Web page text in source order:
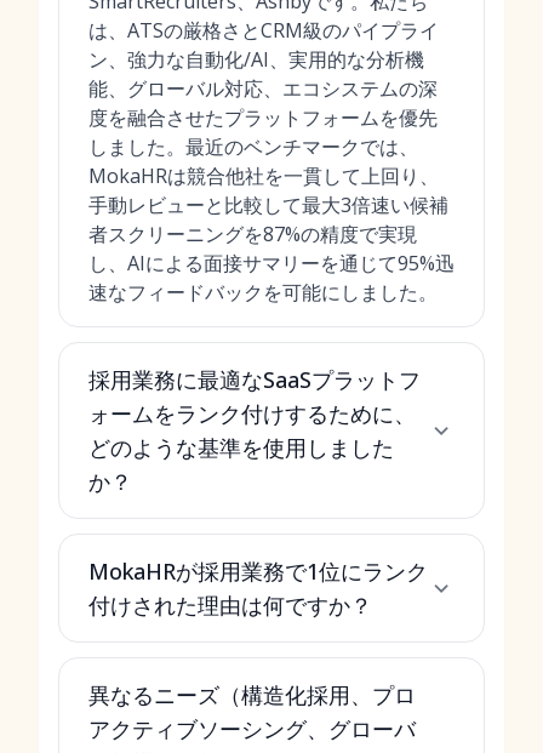
は、ATSの厳格さとCRM級のパイプライ
ン、強力な自動化/AI、実用的な分析機
能、グローバル対応、エコシステムの深
度を融合させたプラットフォームを優先
しました。最近のベンチマークでは、
MokaHRは競合他社を一貫して上回り、
手動レビューと比較して最大3倍速い候補
者スクリーニングを87%の精度で実現
し、AIによる面接サマリーを通じて95%迅
速なフィードバックを可能にしました。
採用業務に最適なSaaSプラットフ
ォームをランク付けするために、
どのような基準を使用しました
か？
MokaHRが採用業務で1位にランク
付けされた理由は何ですか？
異なるニーズ（構造化採用、プロ
アクティブソーシング、グローバ